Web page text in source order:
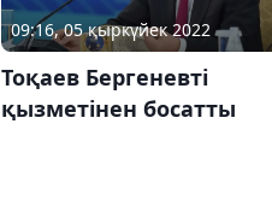
09:16, 05 қыркүйек 2022
Тоқаев Бергеневті
қызметінен босатты